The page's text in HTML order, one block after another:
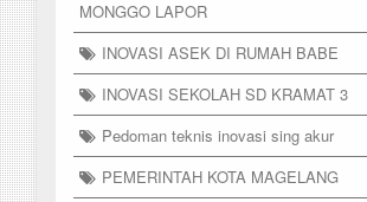
MONGGO LAPOR
INOVASI ASEK DI RUMAH BABE
INOVASI SEKOLAH SD KRAMAT 3
Pedoman teknis inovasi sing akur
PEMERINTAH KOTA MAGELANG